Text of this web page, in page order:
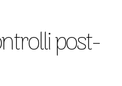
post-